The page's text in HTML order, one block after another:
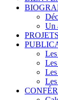
Un
PROJETS